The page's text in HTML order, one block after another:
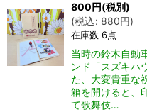
800円(税別)
(税込: 880円)
在庫数 6点
当時の鈴木自動
ンド「スズキハ
た、大変貴重な
箱を開けると、
て歌舞伎…